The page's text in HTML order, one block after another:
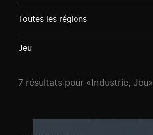
Toutes les régions
Jeu
7 résultats pour «Industrie, Jeu»